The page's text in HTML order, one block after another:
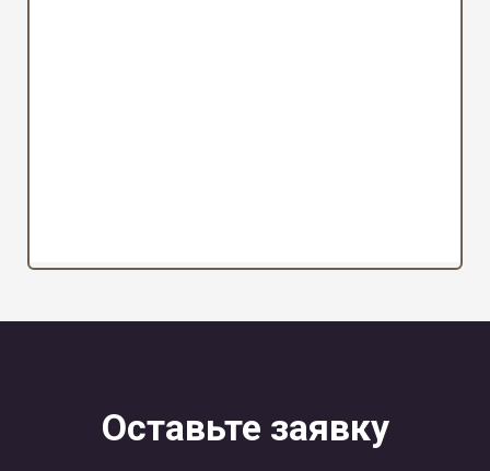
Оставьте заявку